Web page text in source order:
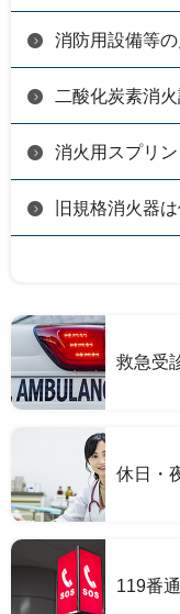
消防用設備等
二酸化炭素消
消火用スプリ
旧規格消火器
救急受
休日・
119番